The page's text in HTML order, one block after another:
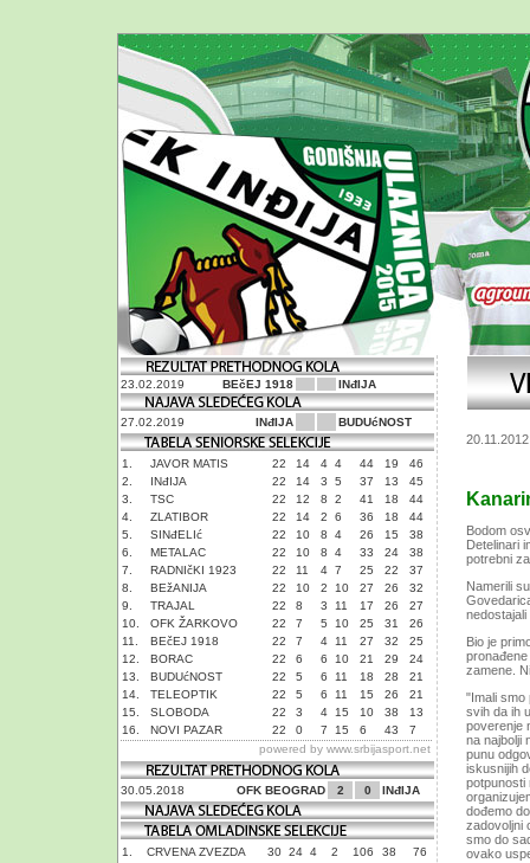
23.02.2019 BEčEJ 1918 INđIJA
27.02.2019 INđIJA BUDUćNOST
1. JAVOR MATIS 22 14 4 4 44 19
46
2.
INđIJA 22 14 3 5 37 13
45
3.
TSC 22 12 8 2 41 18
44
4.
ZLATIBOR 22 14 2 6 36 18
44
5.
SINđELIć 22 10 8 4 26 15
38
6.
METALAC 22 10 8 4 33 24
38
7.
RADNIčKI 1923 22 11 4 7 25 22
37
8.
BEžANIJA 22 10 2 10 27 26
32
9.
TRAJAL 22 8 3 11 17 26
27
10.
OFK ŽARKOVO 22 7 5 10 25 31
26
11.
BEčEJ 1918 22 7 4 11 27 32
25
12.
BORAC 22 6 6 10 21 29
24
13.
BUDUćNOST 22 5 6 11 18 28
21
14.
TELEOPTIK 22 5 6 11 15 26
21
15.
SLOBODA 22 3 4 15 10 38
13
16.
NOVI PAZAR 22 0 7 15 6 43
7
powered by www.srbijasport.net
30.05.2018 OFK BEOGRAD 2 0 INđIJA
1. CRVENA ZVEZDA 30 24 4 2 106 38
76
20.11.2012
Bodom
Detelinari
potrebni
Namerili
Bio je
zamene.
"Imali smo
svih da ih
poverenje
na najbolji
punu
iskusnijih
potpunosti
dođemo
zadovoljni
smo do
ovako